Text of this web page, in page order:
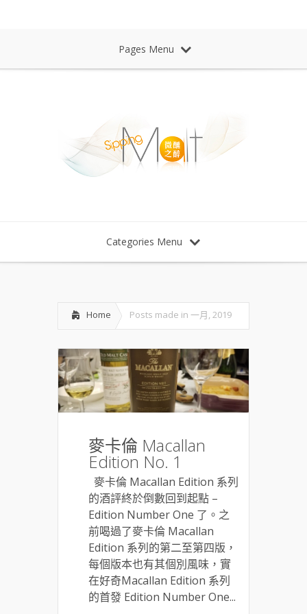
Pages Menu
Categories Menu
Home Posts made in 一月, 2019
麥卡倫 Macallan
Edition No. 1
麥卡倫 Macallan Edition 系列
的酒評終於倒數回到起點 –
Edition Number One 了。之
前喝過了麥卡倫 Macallan
Edition 系列的第二至第四版，
每個版本也有其個別風味，實
在好奇Macallan Edition 系列
的首發 Edition Number One...